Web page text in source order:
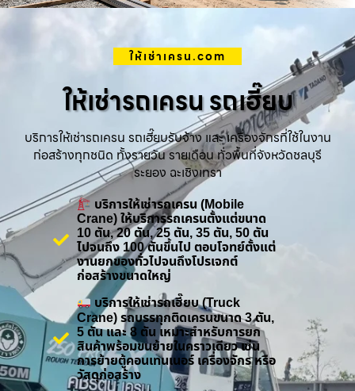
ให้เช่าเครน.com
ให้เช่ารถเครน รถเฮี๊ยบ
บริการให้เช่ารถเครน รถเฮี๊ยบรับจ้าง และ เครื่องจักรที่ใช้ในงาน
ก่อสร้างทุกชนิด ทั้งรายวัน รายเดือน ทั่วพื้นที่จังหวัดชลบุรี
ระยอง ฉะเชิงเทรา
บริการให้เช่ารถเครน (Mobile
Crane) ให้บริการรถเครนตั้งแต่ขนาด
10 ตัน, 20 ตัน, 25 ตัน, 35 ตัน, 50 ตัน
ไปจนถึง 100 ตันขึ้นไป ตอบโจทย์ตั้งแต่
งานยกของทั่วไปจนถึงโปรเจกต์
ก่อสร้างขนาดใหญ่
บริการให้เช่ารถเฮี๊ยบ (Truck
Crane) รถบรรทุกติดเครนขนาด 3 ตัน,
5 ตัน และ 8 ตัน เหมาะสำหรับการยก
สินค้าพร้อมขนย้ายในคราวเดียว เช่น
การย้ายตู้คอนเทนเนอร์ เครื่องจักร หรือ
วัสดุก่อสร้าง